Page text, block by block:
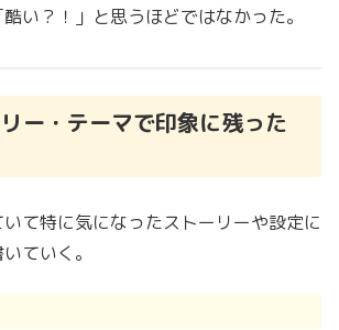
い？！」と思うほどではなかった。
ー・テーマで印象に残った
て特に気になったストーリーや設定に
ていく。